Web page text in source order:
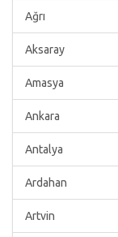
Ağrı
Aksaray
Amasya
Ankara
Antalya
Ardahan
Artvin